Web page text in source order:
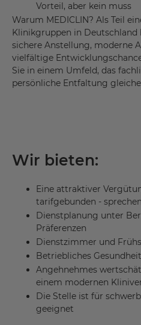
Vorteil, aber kein muss
Warum MEDICLIN? Als Teil
Klinikgruppen in Deutschland
sichere Anstellung, moderne
vielfältige
Sie in einem Umfeld, das
persönliche Entfaltung
Wir bieten:
Eine attraktiver
tarifgebunden -
Dienstplanung unter
Präferenzen
Dienstzimmer und
Betriebliches
Angehnehmes
einem modernen
Die Stelle ist für
geeignet